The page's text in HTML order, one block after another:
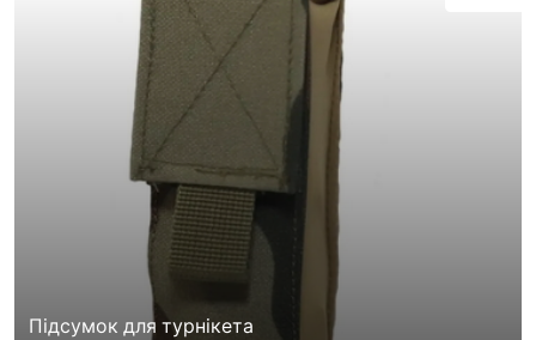
Підсумок для турнікета